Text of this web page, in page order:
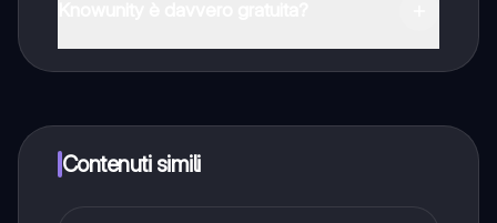
Knowunity Premium, che consente di studiare senza
alcun limite!!
Contenuti simili